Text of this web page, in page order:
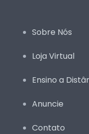
Sobre Nós
Loja Virtual
Ensino a
Anuncie
Contato